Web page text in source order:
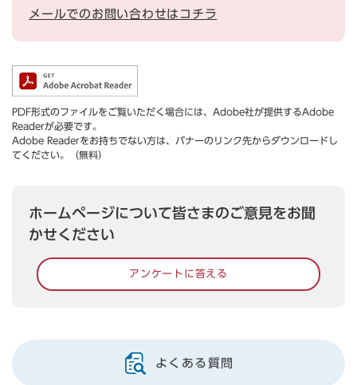
メールでのお問い合わせはコチラ
PDF形式のファイルをご覧いただく場合には、Adobe社が提供するAdobe
Readerが必要です。
Adobe Readerをお持ちでない方は、バナーのリンク先からダウンロードし
てください。（無料）
ホームページについて皆さまのご意見をお聞
かせください
アンケートに答える
よくある質問